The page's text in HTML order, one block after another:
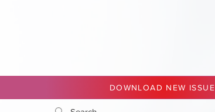
DOWNLOAD NEW ISSUE